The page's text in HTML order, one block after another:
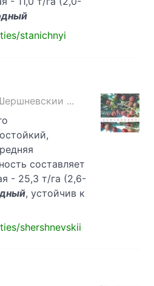
stanichnyi
...
составляет
- 25,3 т/га (2,6-
, устойчив к
shershnevskii